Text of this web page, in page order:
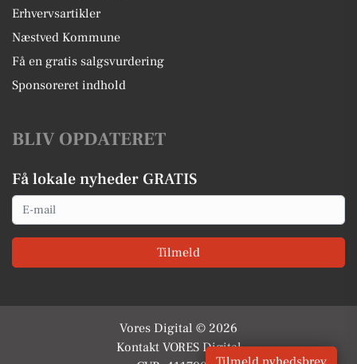
Erhvervsartikler
Næstved Kommune
Få en gratis salgsvurdering
Sponsoreret indhold
BLIV OPDATERET
Få lokale nyheder GRATIS
Email
Tilmeld
Vores Digital © 2026
Kontakt VORES Digital